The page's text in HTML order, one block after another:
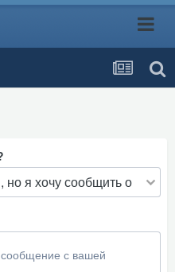
сообщение с вашей